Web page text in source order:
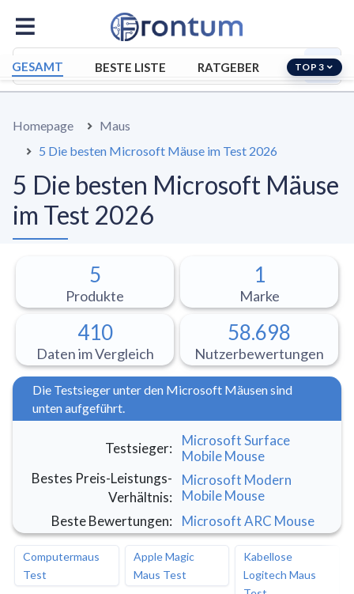
GESAMT BESTE LISTE RATGEBER TOP 3
Homepage
Maus
5 Die besten Microsoft Mäuse im Test 2026
5 Die besten Microsoft Mäuse
im Test 2026
5
Produkte
1
Marke
410
Daten im Vergleich
58.698
Nutzerbewertungen
Die Testsieger unter den Microsoft Mäusen sind
unten aufgeführt.
Testsieger:
Microsoft Surface
Mobile Mouse
Bestes Preis-Leistungs-
Verhältnis:
Microsoft Modern
Mobile Mouse
Beste Bewertungen: Microsoft ARC Mouse
Computermaus
Test
Apple Magic
Maus Test
Kabellose
Logitech Maus